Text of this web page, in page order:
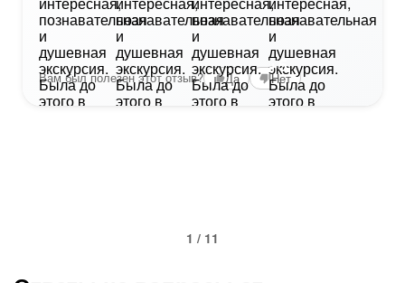
+5
Вам был полезен этот отзыв? Да Нет
1 / 11